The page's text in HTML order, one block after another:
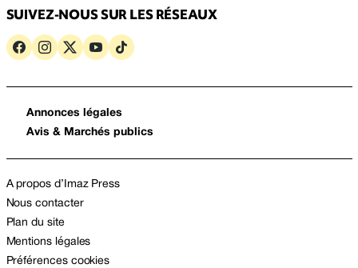
SUIVEZ-NOUS SUR LES RÉSEAUX
Annonces légales
Avis & Marchés publics
A propos d’Imaz Press
Nous contacter
Plan du site
Mentions légales
Préférences cookies